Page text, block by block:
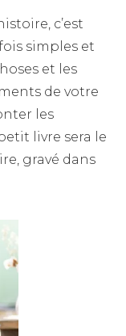
c’est
simples et
et les
de votre
les
livre sera le
gravé dans